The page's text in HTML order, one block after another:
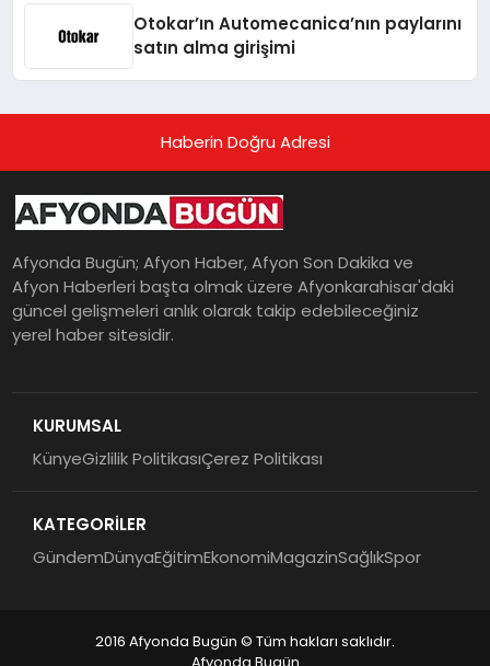
Otokar’ın Automecanica’nın paylarını
satın alma girişimi
Haberin Doğru Adresi
Afyonda Bugün; Afyon Haber, Afyon Son Dakika ve
Afyon Haberleri başta olmak üzere Afyonkarahisar'daki
güncel gelişmeleri anlık olarak takip edebileceğiniz
yerel haber sitesidir.
KURUMSAL
KünyeGizlilik PolitikasıÇerez Politikası
KATEGORİLER
GündemDünyaEğitimEkonomiMagazinSağlıkSpor
2016 Afyonda Bugün © Tüm hakları saklıdır.